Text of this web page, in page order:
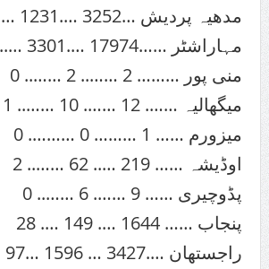
مدھیہ پردیش …3252 ….1231 ….193
مہاراشٹر ……17974 ….3301 …..694
منی پور ……… 2 …….. 2 …….. 0
میگھالیہ ……. 12 ……. 10 …….. 1
میزورم …… 1 ……… 0 ………. 0
اوڈیشہ …… 219 ….. 62 …….. 2
پڈوچیری …… 9 ……. 6 …….. 0
پنجاب …… 1644 …. 149 …. 28
راجستھان ….3427 … 1596 …97